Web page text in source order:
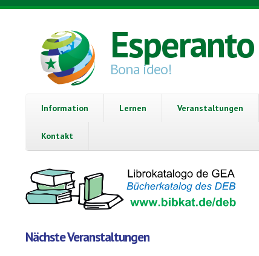
Direkt zum Inhalt
Bona ideo!
Information Lernen Veranstaltungen
Kontakt
Nächste Veranstaltungen